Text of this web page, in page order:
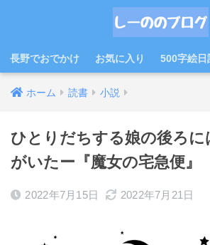
長野でおでかけ お気に入り 500字絵日
ホーム 読書 小説
ひとりだちする娘の後ろに
がいたー『魔女の宅急便』
2022年7月15日 2022年7月21日